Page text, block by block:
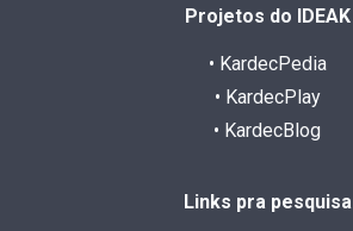
Projetos do IDEAK
• KardecPedia
• KardecPlay
• KardecBlog
Links pra pesquisa